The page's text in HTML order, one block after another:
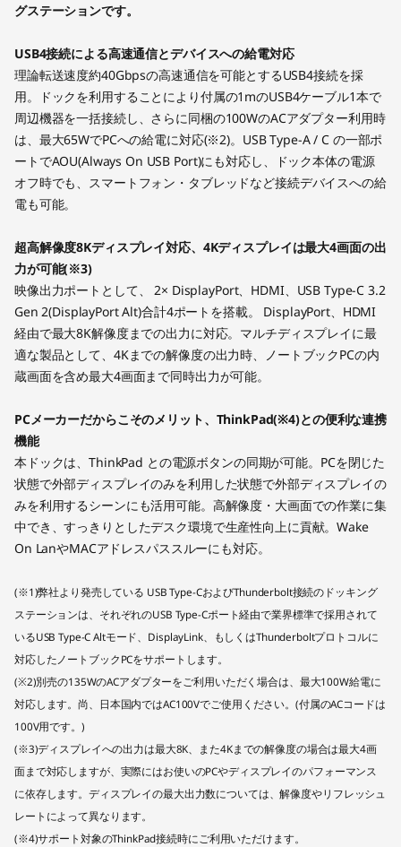
グステーションです。
USB4接続による高速通信とデバイスへの給電対応
理論転送速度約40Gbpsの高速通信を可能とするUSB4接続を採
用。ドックを利用することにより付属の1mのUSB4ケーブル1本で
周辺機器を一括接続し、さらに同梱の100WのACアダプター利用時
は、最大65WでPCへの給電に対応(※2)。USB Type-A / C の一部ポ
ートでAOU(Always On USB Port)にも対応し、ドック本体の電源
オフ時でも、スマートフォン・タブレッドなど接続デバイスへの給
電も可能。
超高解像度8Kディスプレイ対応、4Kディスプレイは最大4画面の出
力が可能(※3)
映像出力ポートとして、 2× DisplayPort、HDMI、USB Type-C 3.2
Gen 2(DisplayPort Alt)合計4ポートを搭載。 DisplayPort、HDMI
経由で最大8K解像度までの出力に対応。マルチディスプレイに最
適な製品として、4Kまでの解像度の出力時、ノートブックPCの内
蔵画面を含め最大4画面まで同時出力が可能。
PCメーカーだからこそのメリット、ThinkPad(※4)との便利な連携
機能
本ドックは、ThinkPad との電源ボタンの同期が可能。PCを閉じた
状態で外部ディスプレイのみを利用した状態で外部ディスプレイの
みを利用するシーンにも活用可能。高解像度・大画面での作業に集
中でき、すっきりとしたデスク環境で生産性向上に貢献。Wake
On LanやMACアドレスパススルーにも対応。
(※1)弊社より発売している USB Type-CおよびThunderbolt接続のドッキング
ステーションは、それぞれのUSB Type-Cポート経由で業界標準で採用されて
いるUSB Type-C Altモード、DisplayLink、もしくはThunderboltプロトコルに
対応したノートブックPCをサポートします。
(※2)別売の135WのACアダプターをご利用いただく場合は、最大100W給電に
対応します。尚、日本国内ではAC100Vでご使用ください。(付属のACコードは
100V用です。)
(※3)ディスプレイへの出力は最大8K、また4Kまでの解像度の場合は最大4画
面まで対応しますが、実際にはお使いのPCやディスプレイのパフォーマンス
に依存します。ディスプレイの最大出力数については、解像度やリフレッシュ
レートによって異なります。
(※4)サポート対象のThinkPad接続時にご利用いただけます。